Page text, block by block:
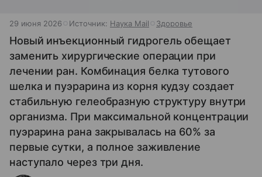
29 июня 2026 Источник: Наука Mail Здоровье
Новый инъекционный гидрогель обещает
заменить хирургические операции при
лечении ран. Комбинация белка тутового
шелка и пуэрарина из корня кудзу создает
стабильную гелеобразную структуру внутри
организма. При максимальной концентрации
пуэрарина рана закрывалась на 60% за
первые сутки, а полное заживление
наступало через три дня.